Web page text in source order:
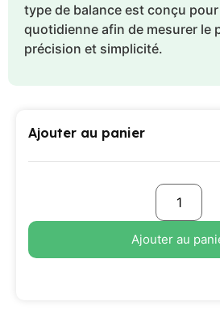
type de balance est conçu
quotidienne afin de mesurer le
précision et simplicité.
Ajouter au panier
Ajouter au